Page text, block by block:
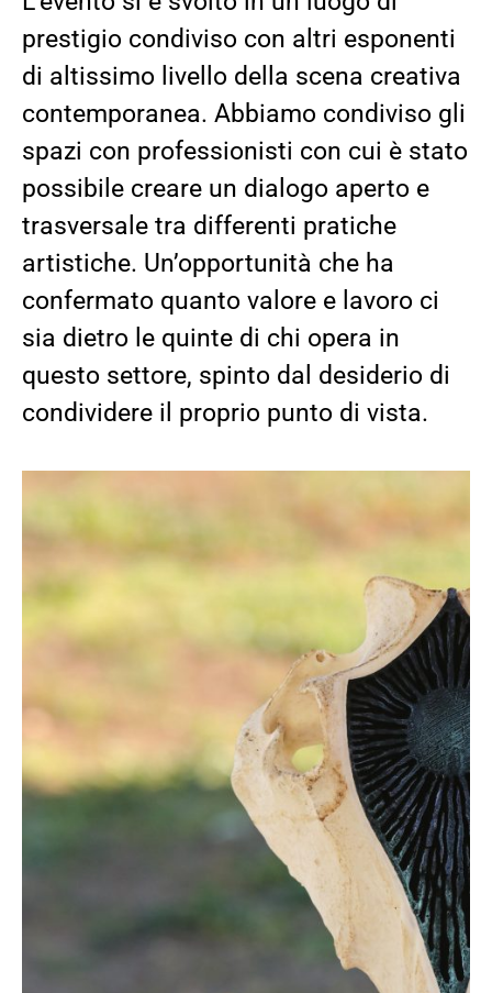
prestigio condiviso con altri esponenti
di altissimo livello della scena creativa
contemporanea. Abbiamo condiviso gli
spazi con professionisti con cui è stato
possibile creare un dialogo aperto e
trasversale tra differenti pratiche
artistiche. Un’opportunità che ha
confermato quanto valore e lavoro ci
sia dietro le quinte di chi opera in
questo settore, spinto dal desiderio di
condividere il proprio punto di vista.